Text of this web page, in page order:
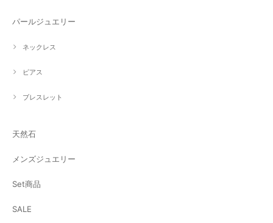
パールジュエリー
ネックレス
ピアス
ブレスレット
天然石
メンズジュエリー
Set商品
SALE